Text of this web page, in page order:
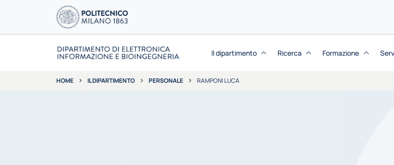
Il dipartimento Ricerca Formazione
HOME IL DIPARTIMENTO PERSONALE RAMPONI LUCA